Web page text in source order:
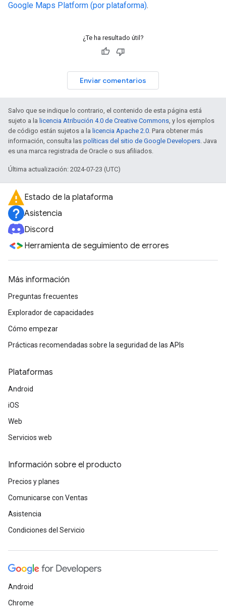
Google Maps Platform (por plataforma).
¿Te ha resultado útil?
Enviar comentarios
Salvo que se indique lo contrario, el contenido de esta página está
sujeto a la licencia Atribución 4.0 de Creative Commons, y los ejemplos
de código están sujetos a la licencia Apache 2.0. Para obtener más
información, consulta las políticas del sitio de Google Developers. Java
es una marca registrada de Oracle o sus afiliados.
Última actualización: 2024-07-23 (UTC)
Estado de la plataforma
Asistencia
Discord
Herramienta de seguimiento de errores
Más información
Preguntas frecuentes
Explorador de capacidades
Cómo empezar
Prácticas recomendadas sobre la seguridad de las APIs
Plataformas
Android
iOS
Web
Servicios web
Información sobre el producto
Precios y planes
Comunicarse con Ventas
Asistencia
Condiciones del Servicio
Android
Chrome